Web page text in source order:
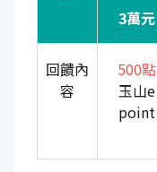
3萬元
回饋內
容
500點
玉山e
point